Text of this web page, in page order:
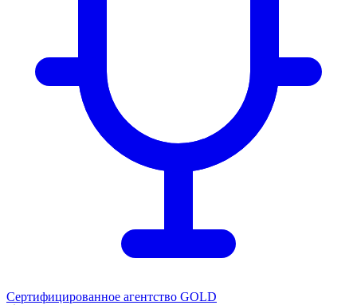
Сертифицированное агентство GOLD